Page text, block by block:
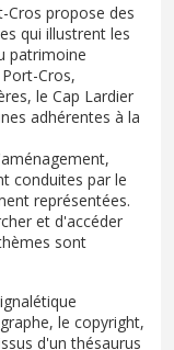
Cros propose des
qui illustrent les
patrimoine
Cros,
le Cap Lardier
adhérentes à la
conduites par le
représentées.
et d'accéder
sont
le copyright,
d'un thésaurus